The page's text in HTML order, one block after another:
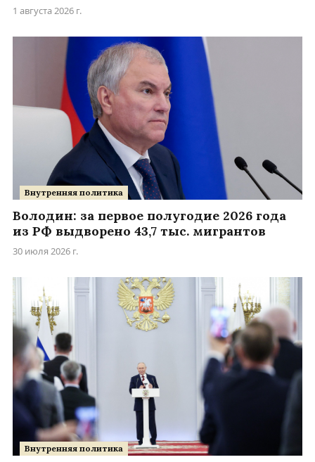
1 августа 2026 г.
Внутренняя политика
Володин: за первое полугодие 2026 года
из РФ выдворено 43,7 тыс. мигрантов
30 июля 2026 г.
Внутренняя политика